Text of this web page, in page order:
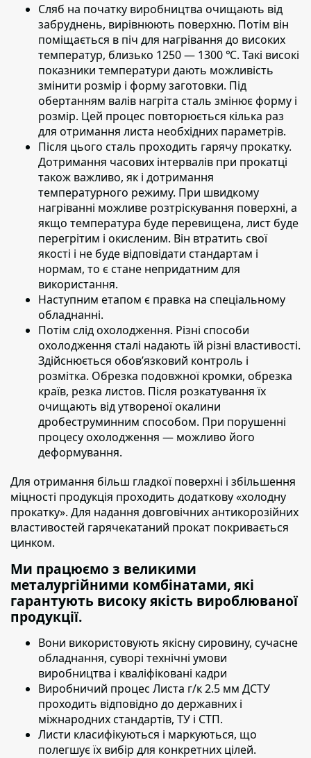
Сляб на початку виробництва очищають від
забруднень, вирівнюють поверхню. Потім він
поміщається в піч для нагрівання до високих
температур, близько 1250 — 1300 ℃. Такі високі
показники температури дають можливість
змінити розмір і форму заготовки. Під
обертанням валів нагріта сталь змінює форму і
розмір. Цей процес повторюється кілька раз
для отримання листа необхідних параметрів.
Після цього сталь проходить гарячу прокатку.
Дотримання часових інтервалів при прокатці
також важливо, як і дотримання
температурного режиму. При швидкому
нагріванні можливе розтріскування поверхні, а
якщо температура буде перевищена, лист буде
перегрітим і окисленим. Він втратить свої
якості і не буде відповідати стандартам і
нормам, то є стане непридатним для
використання.
Наступним етапом є правка на спеціальному
обладнанні.
Потім слід охолодження. Різні способи
охолодження сталі надають їй різні властивості.
Здійснюється обов’язковий контроль і
розмітка. Обрезка подовжної кромки, обрезка
країв, резка листов. Після розкатування їх
очищають від утвореної окалини
дробеструминним способом. При порушенні
процесу охолодження — можливо його
деформування.
Для отримання більш гладкої поверхні і збільшення
міцності продукція проходить додаткову «холодну
прокатку». Для надання довговічних антикорозійних
властивостей гарячекатаний прокат покривається
цинком.
Ми працюємо з великими
металургійними комбінатами, які
гарантують високу якість вироблюваної
продукції.
Вони використовують якісну сировину, сучасне
обладнання, суворі технічні умови
виробництва і кваліфіковані кадри
Виробничий процес Листа г/к 2.5 мм ДСТУ
проходить відповідно до державних і
міжнародних стандартів, ТУ і СТП.
Листи класифікуються і маркуються, що
полегшує їх вибір для конкретних цілей.